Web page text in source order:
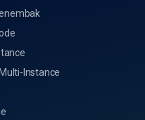
Instance